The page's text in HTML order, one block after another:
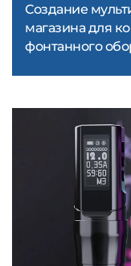
Создание
магазина для
фонтанного